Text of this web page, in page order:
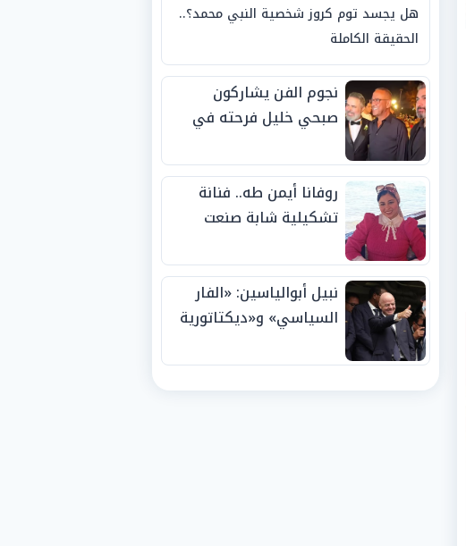
هل يجسد توم كروز شخصية النبي محمد؟..
الحقيقة الكاملة
نجوم الفن يشاركون
صبحي خليل فرحته في
روفانا أيمن طه.. فنانة
تشكيلية شابة صنعت
الجوائز منذ الصغر
نبيل أبوالياسين: «الفار
السياسي» و«ديكتاتورية
الفيفا».. وإقالة